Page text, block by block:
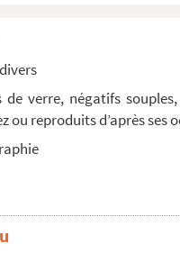
un tableau de Maro...
de verre, négatifs
ou reproduits d’après ses